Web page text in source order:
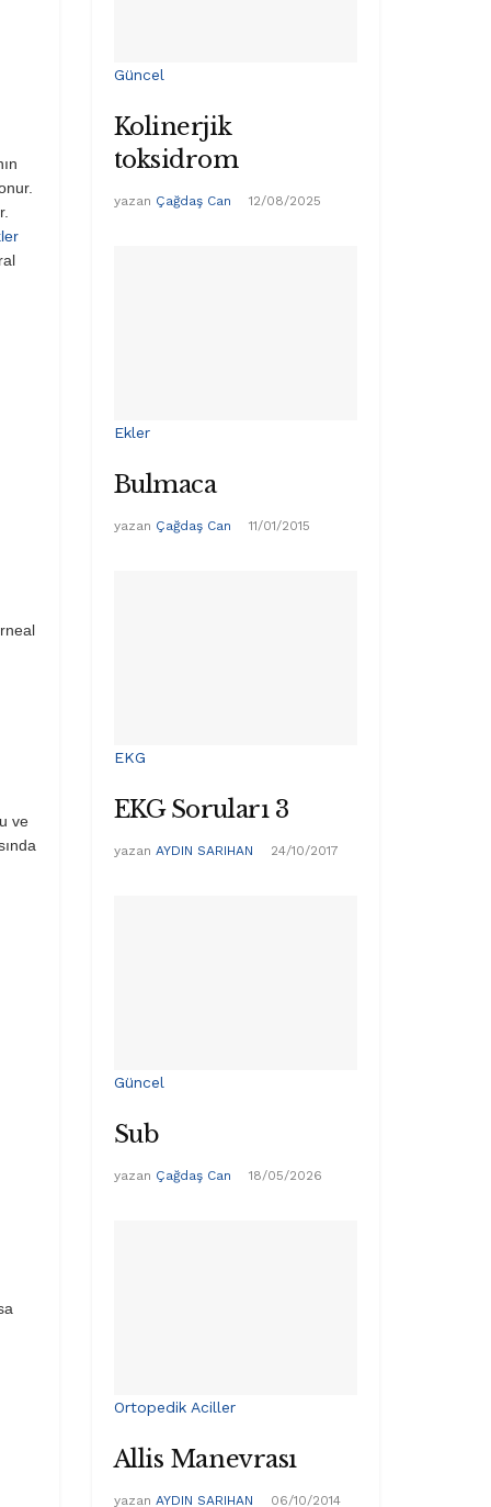
ve
Güncel
Kolinerjik
toksidrom
yazan Çağdaş Can 12/08/2025
Ekler
Bulmaca
yazan Çağdaş Can 11/01/2015
EKG
EKG Soruları 3
yazan AYDIN SARIHAN 24/10/2017
Güncel
Sub
yazan Çağdaş Can 18/05/2026
Ortopedik Aciller
Allis Manevrası
yazan AYDIN SARIHAN 06/10/2014